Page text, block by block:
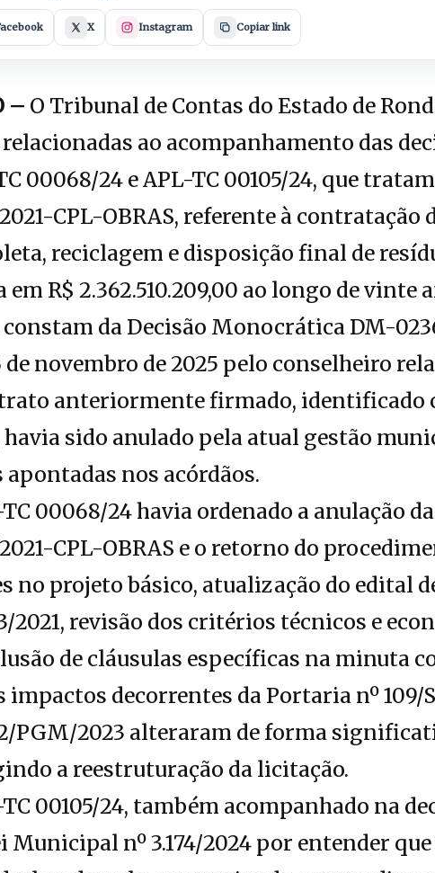
X Instagram Copiar link
– O Tribunal de Contas do Estado de
ao acompanhamento das
00068/24 e APL-TC 00105/24, que
CPL-OBRAS, referente à contratação
reciclagem e disposição final de
R$ 2.362.510.209,00 ao longo de vinte
da Decisão Monocrática DM-
de novembro de 2025 pelo conselheiro
anteriormente firmado, identificado
havia sido anulado pela atual gestão
nos acórdãos.
00068/24 havia ordenado a anulação
CPL-OBRAS e o retorno do
no projeto básico, atualização do edital
2021, revisão dos critérios técnicos e
de cláusulas específicas na minuta
impactos decorrentes da Portaria nº 109/
PGM/2023 alteraram de forma
a reestruturação da licitação.
00105/24, também acompanhado na
Municipal nº 3.174/2024 por entender